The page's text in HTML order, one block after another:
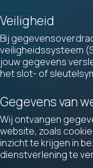
Veiligheid
Bij
veiligheidssysteem
jouw gegevens
het slot- of
Gegevens van
Wij ontvangen
website, zoals
inzicht te krijgen in
dienstverlening te